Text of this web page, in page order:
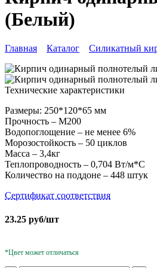
(Белый)
Главная Каталог Силикатный
Технические характеристики
Размеры: 250*120*65 мм
Прочность – М200
Водопоглощение – не менее 6%
Морозостойкость – 50 циклов
Масса – 3,4кг
Теплопроводность – 0,704 Вт/м*С
Количество на поддоне – 448 штук
Сертификат соответствия
23.25 руб/шт
*Цвет может отличаться